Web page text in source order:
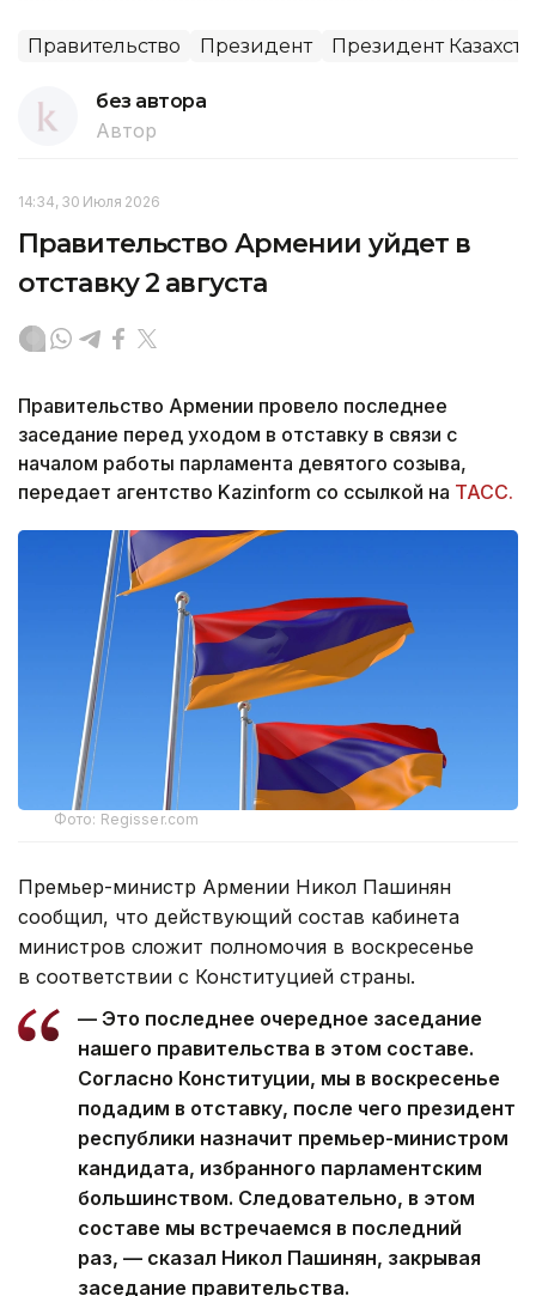
Правительство Президент Президент
без автора
Автор
14:34, 30 Июля 2026
Правительство Армении уйдет в
отставку 2 августа
Правительство Армении провело последнее
заседание перед уходом в отставку в связи с
началом работы парламента девятого созыва,
передает агентство Kazinform со ссылкой на ТАСС.
Фото: Regisser.com
Премьер-министр Армении Никол Пашинян
сообщил, что действующий состав кабинета
министров сложит полномочия в воскресенье
в соответствии с Конституцией страны.
— Это последнее очередное заседание
нашего правительства в этом составе.
Согласно Конституции, мы в воскресенье
подадим в отставку, после чего президент
республики назначит премьер-министром
кандидата, избранного парламентским
большинством. Следовательно, в этом
составе мы встречаемся в последний
раз, — сказал Никол Пашинян, закрывая
заседание правительства.